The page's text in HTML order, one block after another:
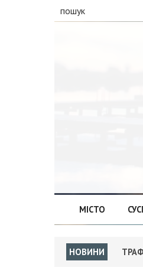
пошук
МІСТО
НОВИНИ